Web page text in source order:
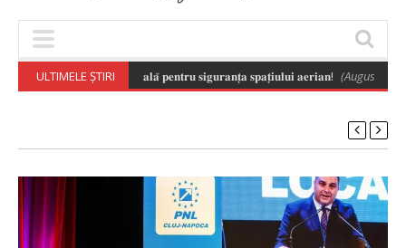
ULTIMELE ȘTIRI
𝐚 𝐝𝐫𝐨𝐧𝐞𝐥𝐨𝐫 𝐞𝐬𝐭𝐞 𝐞𝐬𝐞𝐧𝐭̦𝐢𝐚𝐥𝐚̆ 𝐩𝐞𝐧𝐭𝐫𝐮 𝐬𝐢𝐠𝐮𝐫𝐚𝐧𝐭̦𝐚 𝐬𝐩𝐚𝐭̦𝐢𝐮𝐥𝐮𝐢 𝐚𝐞𝐫𝐢𝐚𝐧! (August 6, 2026